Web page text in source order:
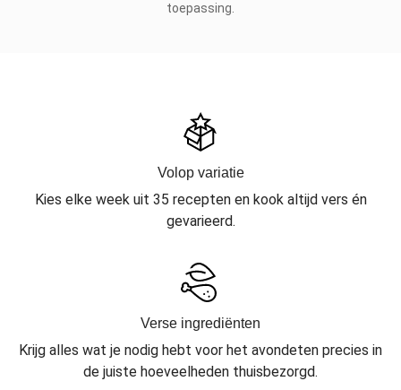
toepassing.
Volop variatie
Kies elke week uit 35 recepten en kook altijd vers én
gevarieerd.
Verse ingrediënten
Krijg alles wat je nodig hebt voor het avondeten precies in
de juiste hoeveelheden thuisbezorgd.